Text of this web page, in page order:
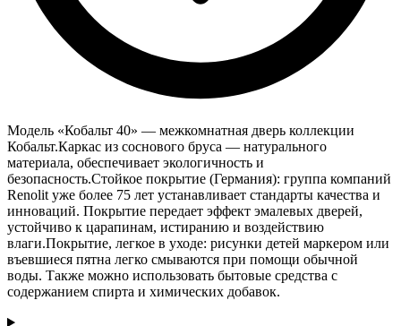
Модель «Кобальт 40» — межкомнатная дверь коллекции
Кобальт.Каркас из соснового бруса — натурального
материала, обеспечивает экологичность и
безопасность.Стойкое покрытие (Германия): группа компаний
Renolit уже более 75 лет устанавливает стандарты качества и
инноваций. Покрытие передает эффект эмалевых дверей,
устойчиво к царапинам, истиранию и воздействию
влаги.Покрытие, легкое в уходе: рисунки детей маркером или
въевшиеся пятна легко смываются при помощи обычной
воды. Также можно использовать бытовые средства с
содержанием спирта и химических добавок.